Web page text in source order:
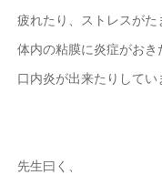
疲れたり、ストレスがた
体内の粘膜に炎症がおき
口内炎が出来たりしてい
先生曰く、